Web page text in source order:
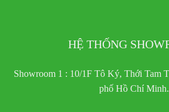
HỆ THỐNG
Showroom 1 : 10/1F Tô Ký, Thới Tam
phố Hồ Chí Minh.